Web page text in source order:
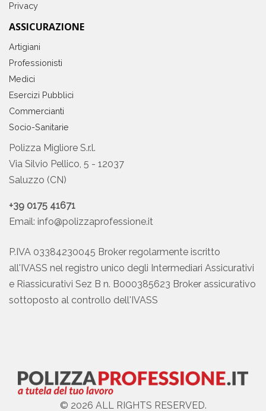
Privacy
ASSICURAZIONE
Artigiani
Professionisti
Medici
Esercizi Pubblici
Commercianti
Socio-Sanitarie
Polizza Migliore S.r.l.
Via Silvio Pellico, 5 - 12037
Saluzzo (CN)
+39 0175 41671
Email: info@polizzaprofessione.it
P.IVA 03384230045 Broker regolarmente iscritto
all'IVASS nel registro unico degli Intermediari Assicurativi
e Riassicurativi Sez B n. B000385623 Broker assicurativo
sottoposto al controllo dell'IVASS
© 2026 ALL RIGHTS RESERVED.